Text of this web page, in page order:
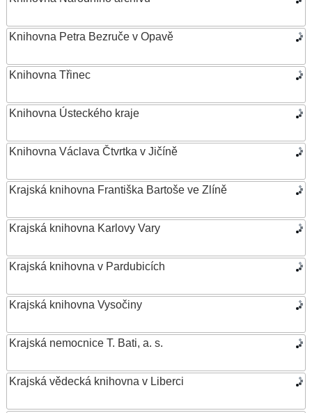
Knihovna Petra Bezruče v Opavě
Knihovna Třinec
Knihovna Ústeckého kraje
Knihovna Václava Čtvrtka v Jičíně
Krajská knihovna Františka Bartoše ve Zlíně
Krajská knihovna Karlovy Vary
Krajská knihovna v Pardubicích
Krajská knihovna Vysočiny
Krajská nemocnice T. Bati, a. s.
Krajská vědecká knihovna v Liberci